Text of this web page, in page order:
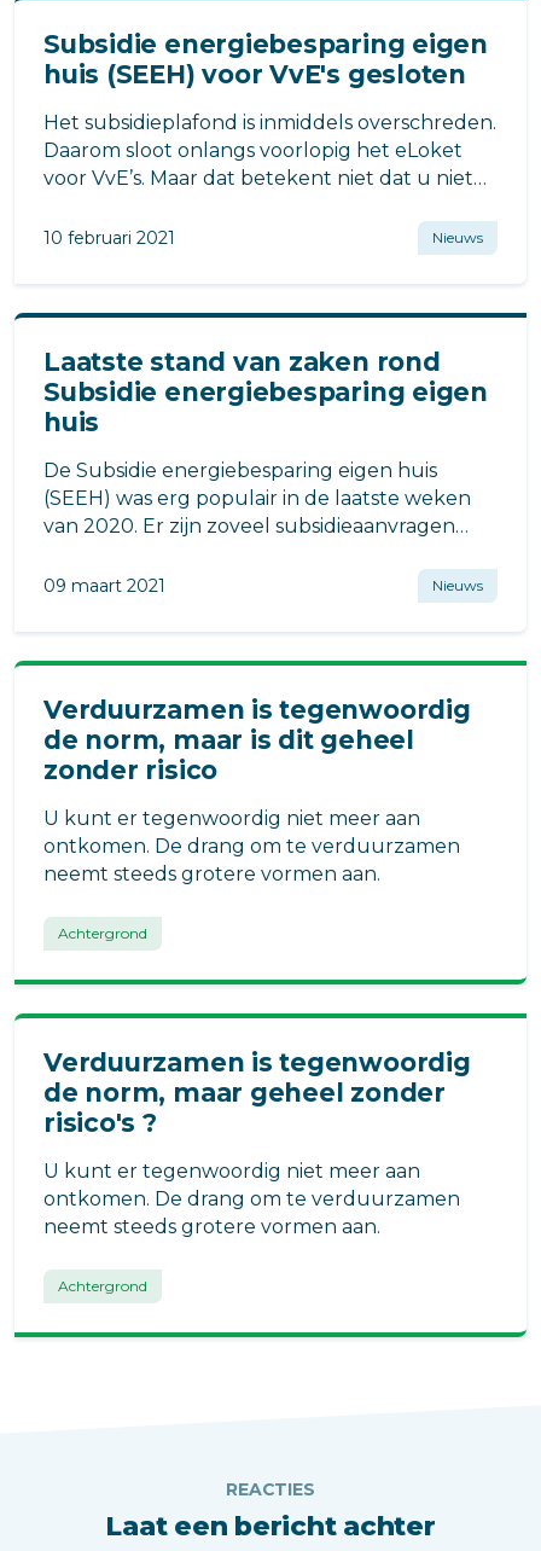
Subsidie energiebesparing eigen
huis (SEEH) voor VvE's gesloten
Het subsidieplafond is inmiddels overschreden.
Daarom sloot onlangs voorlopig het eLoket
voor VvE’s. Maar dat betekent niet dat u niet
verduurzamingsproces!
10 februari 2021 Nieuws
Laatste stand van zaken rond
Subsidie energiebesparing eigen
huis
De Subsidie energiebesparing eigen huis
(SEEH) was erg populair in de laatste weken
van 2020. Er zijn zoveel subsidieaanvragen
subsidieplafond van 84 miljoen euro
09 maart 2021 Nieuws
Verduurzamen is tegenwoordig
de norm, maar is dit geheel
zonder risico
U kunt er tegenwoordig niet meer aan
ontkomen. De drang om te verduurzamen
neemt steeds grotere vormen aan.
Achtergrond
Verduurzamen is tegenwoordig
de norm, maar geheel zonder
risico's ?
U kunt er tegenwoordig niet meer aan
ontkomen. De drang om te verduurzamen
neemt steeds grotere vormen aan.
Achtergrond
REACTIES
Laat een bericht achter